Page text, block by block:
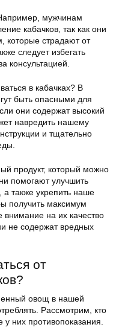
мужчинам
кабачков, так как они
которые страдают от
следует избегать
консультацией.
в кабачках? В
быть опасными для
они содержат высокий
навредить нашему
и тщательно
продукт, который можно
помогают улучшить
также укрепить наше
получить максимум
внимание на их качество
не содержат вредных
от
овощ в нашей
Рассмотрим, кто
них противопоказания.